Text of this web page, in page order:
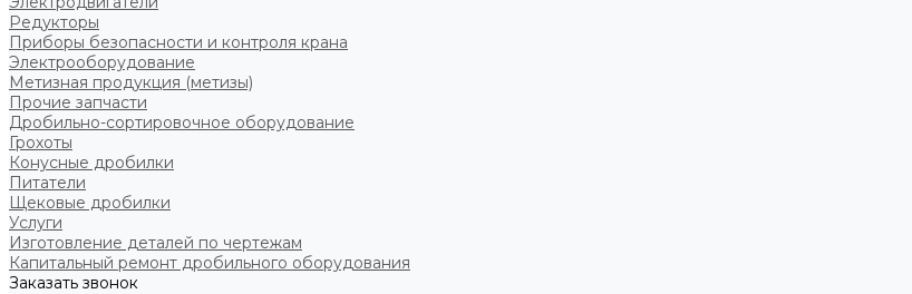
Редукторы
Приборы безопасности и контроля крана
Электрооборудование
Метизная продукция (метизы)
Прочие запчасти
Дробильно-сортировочное оборудование
Грохоты
Конусные дробилки
Питатели
Щековые дробилки
Услуги
Изготовление деталей по чертежам
Капитальный ремонт дробильного оборудования
Заказать звонок